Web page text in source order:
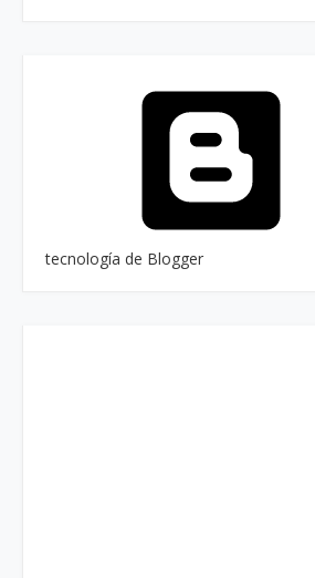
tecnología de Blogger